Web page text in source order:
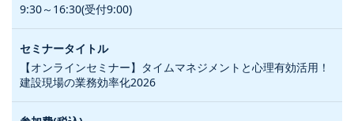
9:30～16:30(受付9:00)
【オンラインセミナー】タイムマネジメントと心理有効活用！
建設現場の業務効率化2026